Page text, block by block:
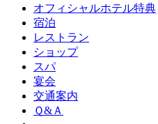
オフィシャルホテル特典
宿泊
レストラン
ショップ
スパ
宴会
交通案内
Ｑ&Ａ